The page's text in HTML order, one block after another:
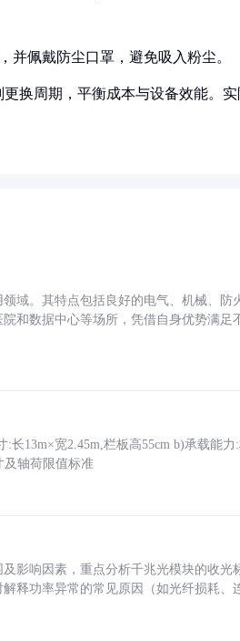
并佩戴防尘口罩，避免吸入粉尘。
换周期，平衡成本与设备效能。
域。其特点包括良好的电气、机械、防
和数据中心等场所，凭借自身优势满足
长13m×宽2.45m,栏板高55cm b)承载能
及轴荷限值标准
影响因素，重点分析千兆光模块的收光
释功率异常的常见原因（如光纤损耗、